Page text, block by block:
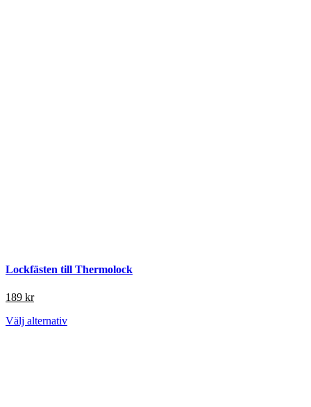
Lockfästen till Thermolock
189 kr
Välj alternativDen